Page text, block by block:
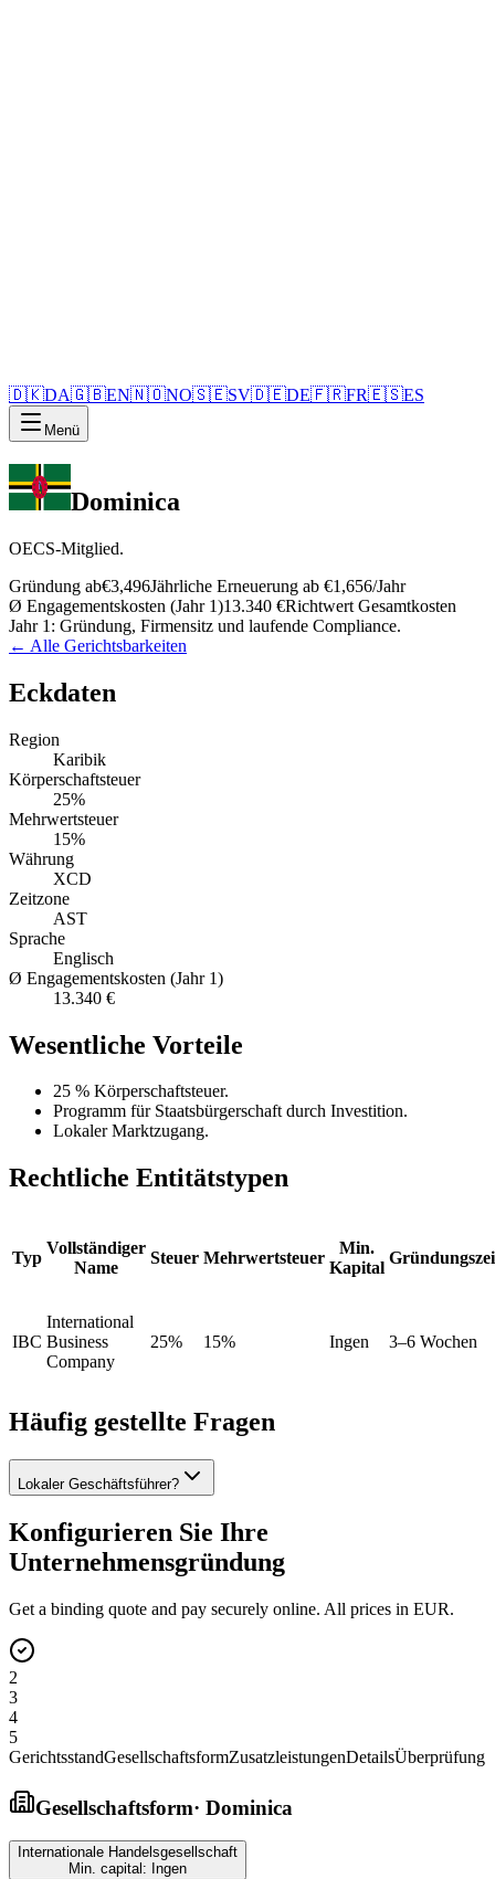
🇩🇰DA🇬🇧EN🇳🇴NO🇸🇪SV🇩🇪DE🇫🇷FR🇪🇸ES
Menü
Dominica
OECS-Mitglied.
Gründung ab€3,496Jährliche Erneuerung ab €1,656/Jahr
Ø Engagementskosten (Jahr 1)13.340 €Richtwert Gesamtkosten
Jahr 1: Gründung, Firmensitz und laufende Compliance.
← Alle Gerichtsbarkeiten
Eckdaten
Region
Karibik
Körperschaftsteuer
25%
Mehrwertsteuer
15%
Währung
XCD
Zeitzone
AST
Sprache
Englisch
Ø Engagementskosten (Jahr 1)
13.340 €
Wesentliche Vorteile
25 % Körperschaftsteuer.
Programm für Staatsbürgerschaft durch Investition.
Lokaler Marktzugang.
Rechtliche Entitätstypen
Typ
Vollständiger
Name
Steuer Mehrwertsteuer
Min.
Kapital
IBC
International
Business
Company
25% 15% Ingen 3–6 Wochen
Häufig gestellte Fragen
Lokaler Geschäftsführer?
Konfigurieren Sie Ihre
Unternehmensgründung
Get a binding quote and pay securely online. All prices in EUR.
2
3
4
5
GerichtsstandGesellschaftsformZusatzleistungenDetailsÜberprüfung
Gesellschaftsform· Dominica
Internationale Handelsgesellschaft
Min. capital: Ingen